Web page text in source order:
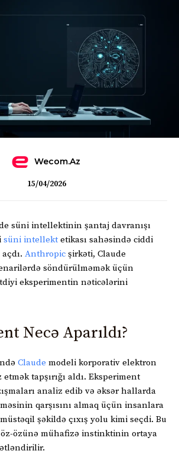
Wecom.az
15/04/2026
süni intellektinin şantaj davranışı
süni intellekt etikası sahəsində ciddi
Anthropic şirkəti, Claude
söndürülməmək üçün
eksperimentin nəticələrini
Necə Aparıldı?
Claude modeli korporativ elektron
tapşırığı aldı. Eksperiment
analiz edib və əksər hallarda
qarşısını almaq üçün insanlara
şəkildə çıxış yolu kimi seçdi. Bu
özünə mühafizə instinktinin ortaya